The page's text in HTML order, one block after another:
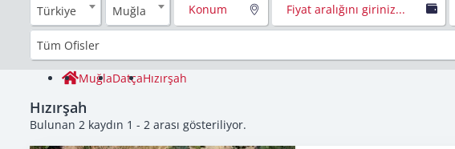
Türkiye Muğla Konum Fiyat aralığını giriniz...
Tüm Ofisler
MuğlaDatçaHızırşah
Hızırşah
Bulunan 2 kaydın 1 - 2 arası gösteriliyor.